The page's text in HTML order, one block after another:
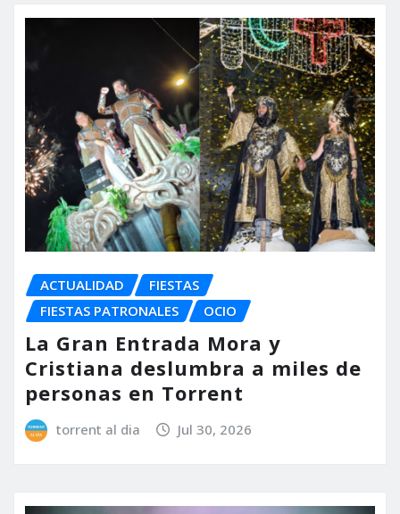
ACTUALIDAD
FIESTAS
FIESTAS PATRONALES
OCIO
La Gran Entrada Mora y
Cristiana deslumbra a miles de
personas en Torrent
torrent al dia Jul 30, 2026